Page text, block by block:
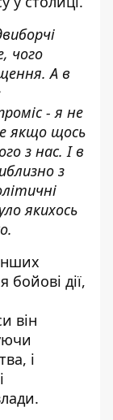
чого
А в
- я не
якщо щось
з нас. І в
з
якихось
дії,
він
і